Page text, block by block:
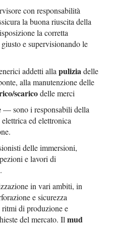
con responsabilità
la buona riuscita della
la corretta
e supervisionando le
addetti allapuliziadelle
alla manutenzione delle
scaricodelle merci
— sono i responsabili della
ed elettronica
delle immersioni,
e lavori di
in vari ambiti, in
e sicurezza
di produzione e
del mercato. Ilmud